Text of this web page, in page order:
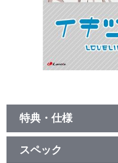
特典・仕様
他、仕様
描き下ろしイラストジャケット
スペック